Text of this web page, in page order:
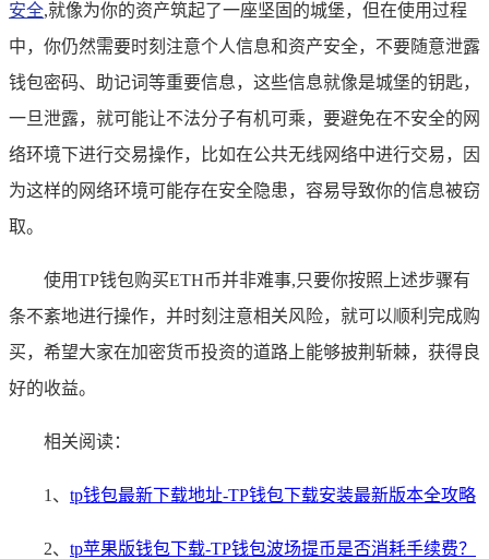
安全,就像为你的资产筑起了一座坚固的城堡，但在使用过程
中，你仍然需要时刻注意个人信息和资产安全，不要随意泄露
钱包密码、助记词等重要信息，这些信息就像是城堡的钥匙，
一旦泄露，就可能让不法分子有机可乘，要避免在不安全的网
络环境下进行交易操作，比如在公共无线网络中进行交易，因
为这样的网络环境可能存在安全隐患，容易导致你的信息被窃
取。
使用TP钱包购买ETH币并非难事,只要你按照上述步骤有
条不紊地进行操作，并时刻注意相关风险，就可以顺利完成购
买，希望大家在加密货币投资的道路上能够披荆斩棘，获得良
好的收益。
相关阅读：
1、 tp钱包最新下载地址-TP钱包下载安装最新版本全攻略
2、 tp苹果版钱包下载-TP钱包波场提币是否消耗手续费？